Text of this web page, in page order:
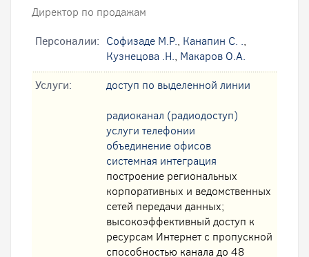
Директор по продажам
Персоналии: Софизаде М.Р., Канапин С. .,
Кузнецова .Н., Макаров О.А.
Услуги:
доступ по выделенной линии
радиоканал (радиодоступ)
услуги телефонии
oбъединение офисов
системная интеграция
построение региональных
корпоративных и ведомственных
сетей передачи данных;
высокоэффективный доступ к
ресурсам Интернет с пропускной
способностью канала до 48